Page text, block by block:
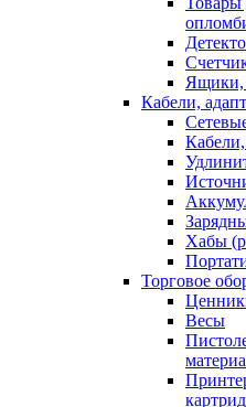
Ящики,
Кабели,
Хабы
Торговое
Весы